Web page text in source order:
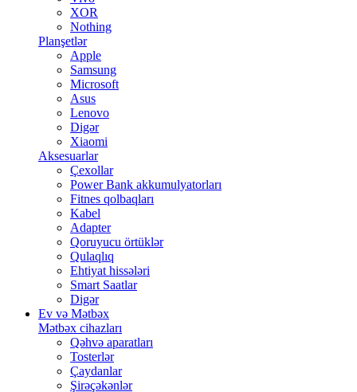
XOR
Nothing
Planşetlər
Apple
Samsung
Microsoft
Asus
Lenovo
Digər
Xiaomi
Aksesuarlar
Çexollar
Power Bank akkumulyatorları
Fitnes qolbaqları
Kabel
Adapter
Qoruyucu örtüklər
Qulaqlıq
Ehtiyat hissələri
Smart Saatlar
Digər
Ev və Mətbəx
Mətbəx cihazları
Qəhvə aparatları
Tosterlər
Çaydanlar
Şirəçəkənlər